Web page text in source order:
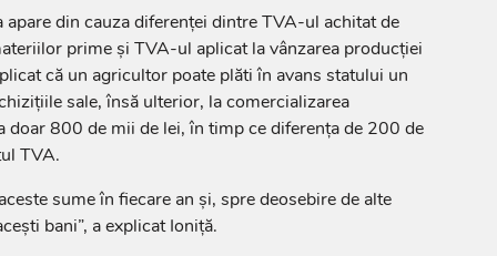
din cauza diferenței dintre TVA-ul achitat de
prime și TVA-ul aplicat la vânzarea producției
că un agricultor poate plăti în avans statului un
sale, însă ulterior, la comercializarea
doar 800 de mii de lei, în timp ce diferența de 200 de
TVA.
sume în fiecare an și, spre deosebire de alte
bani”, a explicat Ioniță.